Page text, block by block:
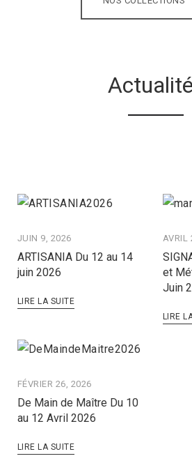
JUIN 9, 2026
ARTISANIA Du 12 au 14
juin 2026
LIRE LA SUITE
AVRIL
et
Juin
LIRE
FÉVRIER 26, 2026
De Main de Maître Du 10
au 12 Avril 2026
LIRE LA SUITE